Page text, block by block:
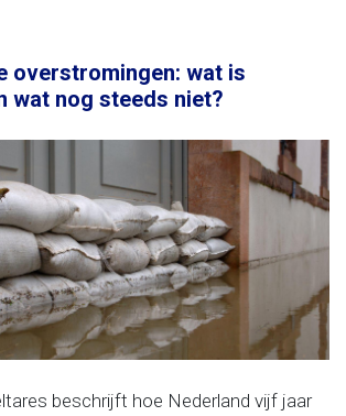
overstromingen: wat is
wat nog steeds niet?
beschrijft hoe Nederland vijf jaar